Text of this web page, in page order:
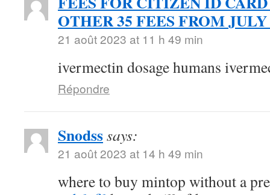
OTHER 35 FEES FROM JULY
21 août 2023 at 11 h 49 min
ivermectin dosage humans
Répondre
Snodsssays:
21 août 2023 at 14 h 49 min
where to buy mintop without a